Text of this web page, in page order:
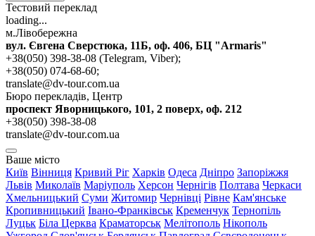
Тестовий переклад
loading...
м.Лівобережна
вул. Євгена Сверстюка, 11Б, оф. 406, БЦ "Armaris"
+38(050) 398-38-08 (Telegram, Viber);
+38(050) 074-68-60;
translate@dv-tour.com.ua
Бюро перекладів, Центр
проспект Яворницького, 101, 2 поверх, оф. 212
+38(050) 398-38-08
translate@dv-tour.com.ua
Ваше місто
Київ Вінниця Кривий Ріг Харків Одеса Дніпро Запоріжжя
Львів Миколаїв Маріуполь Херсон Чернігів Полтава Черкаси
Хмельницький Суми Житомир Чернівці Рівне Кам'янське
Кропивницький Івано-Франківськ Кременчук Тернопіль
Луцьк Біла Церква Краматорськ Мелітополь Нікополь